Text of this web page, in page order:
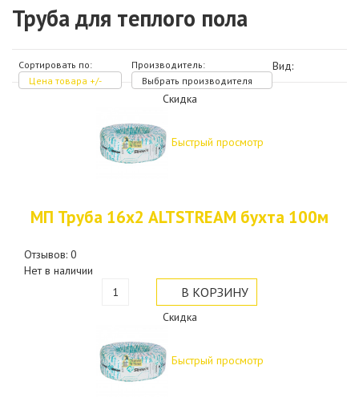
Труба для теплого пола
Сортировать по:
Цена товара +/-
Производитель:
Выбрать производителя
Вид:
Скидка
Быстрый просмотр
МП Труба 16х2 ALTSTREAM бухта 100м
Отзывов: 0
Нет в наличии
Скидка
Быстрый просмотр